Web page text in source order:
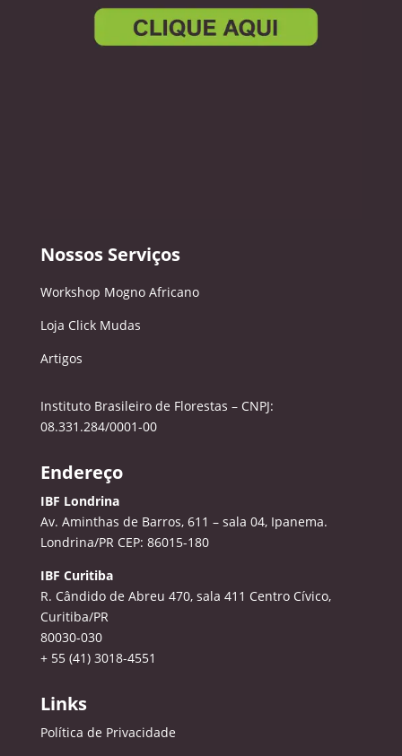
Nossos Serviços
Workshop Mogno Africano
Loja Click Mudas
Artigos
Instituto Brasileiro de Florestas – CNPJ:
08.331.284/0001-00
Endereço
IBF Londrina
Av. Aminthas de Barros, 611 – sala 04, Ipanema.
Londrina/PR CEP: 86015-180
IBF Curitiba
R. Cândido de Abreu 470, sala 411 Centro Cívico,
Curitiba/PR
80030-030
+ 55 (41) 3018-4551
Links
Política de Privacidade